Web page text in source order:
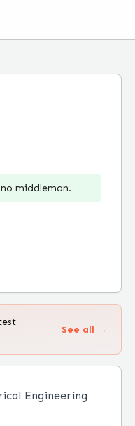
middleman.
See all →
Engineering